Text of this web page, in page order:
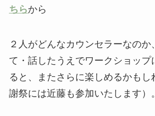
ちらから
２人がどんなカウンセラーなのか
て・話したうえでワークショップ
ると、またさらに楽しめるかもし
謝祭には近藤も参加いたします）。